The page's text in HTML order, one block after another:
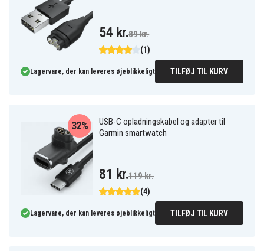
(1)
54 kr.89 kr.
Lagervare, der kan leveres øjeblikkeligt TILFØJ TIL KURV
USB-C opladningskabel og adapter til
Garmin smartwatch
(4)
32%
81 kr.119 kr.
Lagervare, der kan leveres øjeblikkeligt TILFØJ TIL KURV